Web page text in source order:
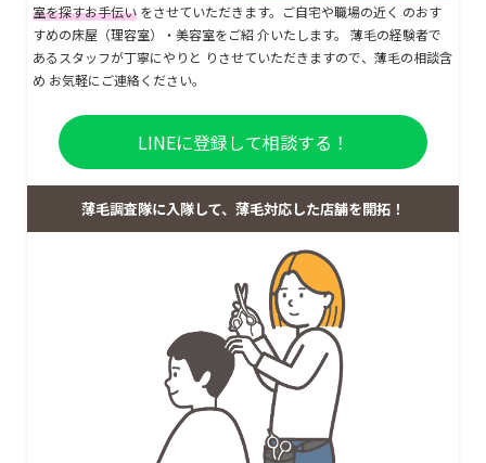
室を探すお手伝い をさせていただきます。ご自宅や職場の近く のおす
すめの床屋（理容室）・美容室をご紹 介いたします。 薄毛の経験者で
あるスタッフが丁寧にやりと りさせていただきますので、薄毛の相談含
め お気軽にご連絡ください。
LINEに登録して相談する！
薄毛調査隊に入隊して、薄毛対応した店舗を開拓！